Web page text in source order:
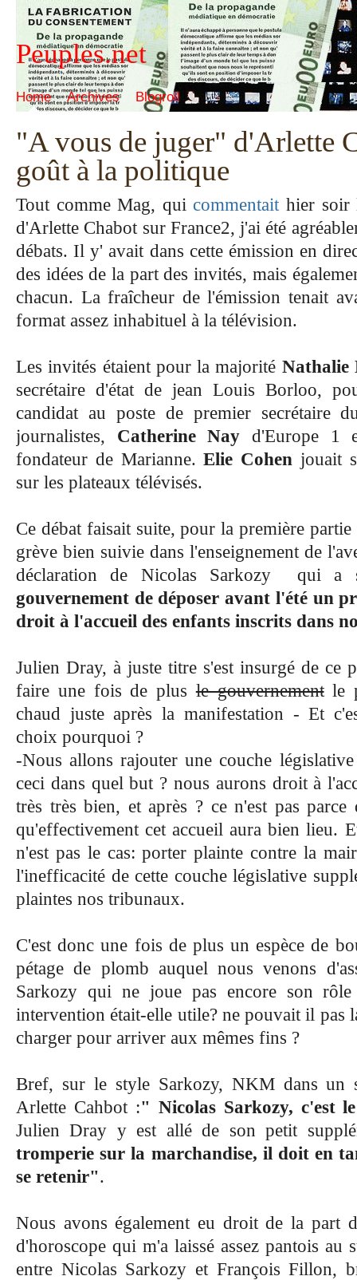
Peuples.net
Home Archives Blogroll
"A vous de juger" d'Arlette
goût à la politique
Tout comme Mag, qui commentait hier soir
d'Arlette Chabot sur France2, j'ai été
débats. Il y' avait dans cette émission en
des idées de la part des invités, mais
chacun. La fraîcheur de l'émission tenait
format assez inhabituel à la télévision.
Les invités étaient pour la majorité Nathalie
secrétaire d'état de jean Louis Borloo,
candidat au poste de premier secrétaire
journalistes, Catherine Nay d'Europe 1
fondateur de Marianne.Elie Cohen jouait
sur les plateaux télévisés.
Ce débat faisait suite, pour la première
grève bien suivie dans l'enseignement de
déclaration de Nicolas Sarkozy qui a
gouvernement de déposer avant l'été un
droit à l'accueil des enfants inscrits dans
Julien Dray, à juste titre s'est insurgé de ce
faire une fois de plusle gouvernementle
chaud juste après la manifestation - Et
choix pourquoi ?
-Nous allons rajouter une couche
ceci dans quel but ? nous aurons droit à
très très bien, et après ? ce n'est pas
qu'effectivement cet accueil aura bien lieu.
n'est pas le cas: porter plainte contre la
l'inefficacité de cette couche législative
plaintes nos tribunaux.
C'est donc une fois de plus un espèce de
pétage de plomb auquel nous venons
Sarkozy qui ne joue pas encore son
intervention était-elle utile? ne pouvait il pas
charger pour arriver aux mêmes fins ?
Bref, sur le style Sarkozy, NKM dans un
Arlette Cahbot :" Nicolas Sarkozy, c'est
Julien Dray y est allé de son petit
tromperie sur la marchandise, il doit en
se retenir".
Nous avons également eu droit de la part
d'horoscope qui m'a laissé assez pantois au
entre Nicolas Sarkozy et François Fillon,